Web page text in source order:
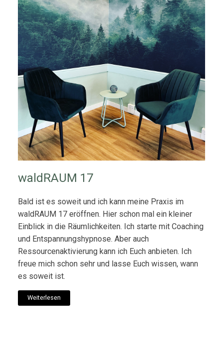
waldRAUM 17
Bald ist es soweit und ich kann meine Praxis im
waldRAUM 17 eröffnen. Hier schon mal ein kleiner
Einblick in die Räumlichkeiten. Ich starte mit Coaching
und Entspannungshypnose. Aber auch
Ressourcenaktivierung kann ich Euch anbieten. Ich
freue mich schon sehr und lasse Euch wissen, wann
es soweit ist.
Weiterlesen